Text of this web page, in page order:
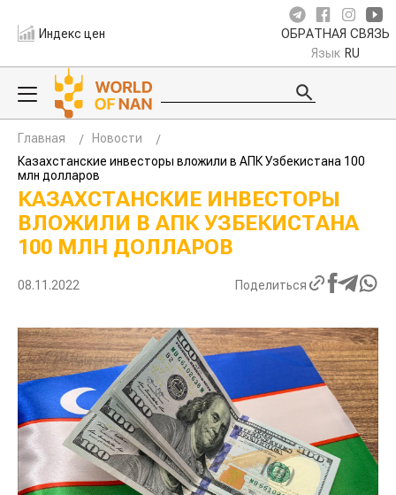
Индекс цен ОБРАТНАЯ СВЯЗЬ
Язык RU
Главная
Новости
Казахстанские инвесторы вложили в АПК Узбекистана 100
млн долларов
КАЗАХСТАНСКИЕ ИНВЕСТОРЫ
ВЛОЖИЛИ В АПК УЗБЕКИСТАНА
100 МЛН ДОЛЛАРОВ
08.11.2022 Поделиться